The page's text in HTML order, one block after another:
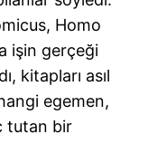
Homo
işin gerçeği
kitapları asıl
egemen,
tutan bir